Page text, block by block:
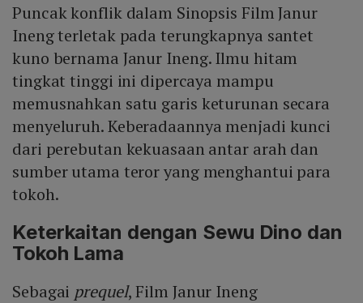
Puncak konflik dalam Sinopsis Film Janur
Ineng terletak pada terungkapnya santet
kuno bernama Janur Ineng. Ilmu hitam
tingkat tinggi ini dipercaya mampu
memusnahkan satu garis keturunan secara
menyeluruh. Keberadaannya menjadi kunci
dari perebutan kekuasaan antar arah dan
sumber utama teror yang menghantui para
tokoh.
Keterkaitan dengan Sewu Dino dan
Tokoh Lama
Sebagai prequel, Film Janur Ineng